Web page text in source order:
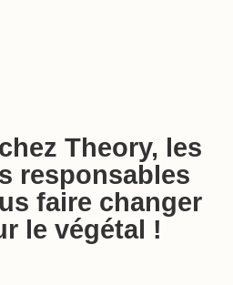
Theory, les
responsables
faire changer
le végétal !